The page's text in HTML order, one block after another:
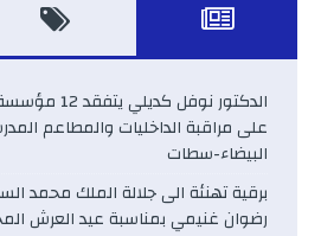
الدكتور نوفل
على مراقبة الداخليات والمطاعم
البيضاء-سطات
برقية تهنئة الى جلالة الملك محمد
رضوان غنيمي بمناسبة عيد العرش